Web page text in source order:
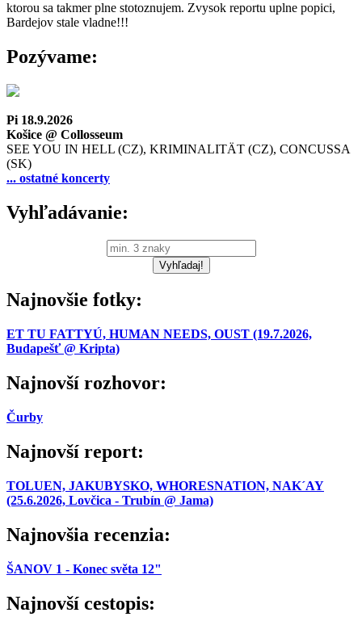
ktorou sa takmer plne stotoznujem. Zvysok reportu uplne popici,
Bardejov stale vladne!!!
Pozývame:
Pi 18.9.2026
Košice @ Collosseum
SEE YOU IN HELL (CZ), KRIMINALITÄT (CZ), CONCUSSA
(SK)
... ostatné koncerty
Vyhľadávanie:
Najnovšie fotky:
ET TU FATTYÚ, HUMAN NEEDS, OUST (19.7.2026,
Budapešť @ Kripta)
Najnovší rozhovor:
Čurby
Najnovší report:
TOLUEN, JAKUBYSKO, WHORESNATION, NAK´AY
(25.6.2026, Lovčica - Trubín @ Jama)
Najnovšia recenzia:
ŠANOV 1 - Konec světa 12"
Najnovší cestopis: